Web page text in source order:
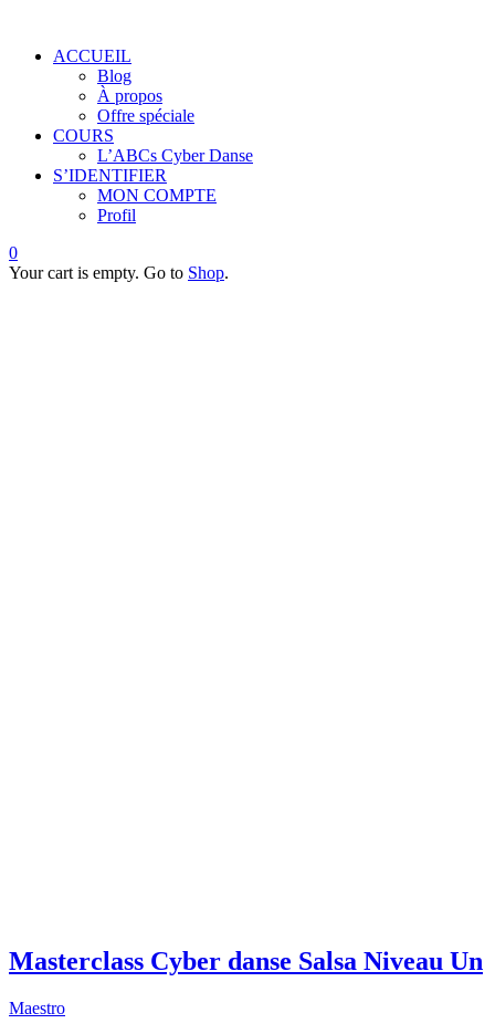
ACCUEIL
Blog
À propos
Offre spéciale
COURS
L’ABCs Cyber Danse
S’IDENTIFIER
MON COMPTE
Profil
0
Your cart is empty. Go to Shop.
Masterclass Cyber ​​danse Salsa Niveau Un
Maestro